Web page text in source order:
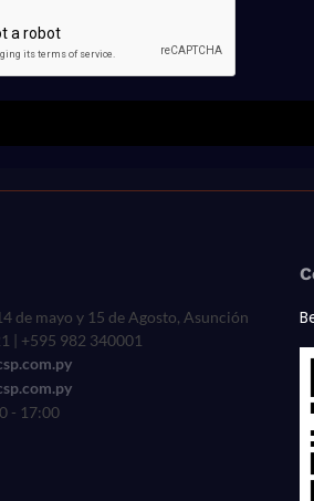
de mayo y 15 de Agosto, Asunción
| +595 982 340001
- 17:00